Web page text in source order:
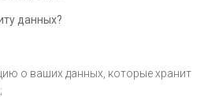
данных?
о ваших данных, которые хранит